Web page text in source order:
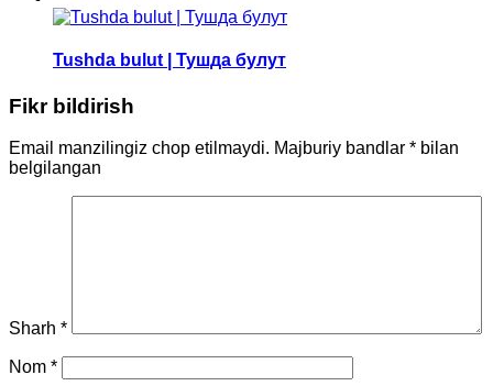
Tushda bulut | Тушда булут
Fikr bildirish
Email manzilingiz chop etilmaydi. Majburiy bandlar * bilan
belgilangan
Sharh *
Nom *